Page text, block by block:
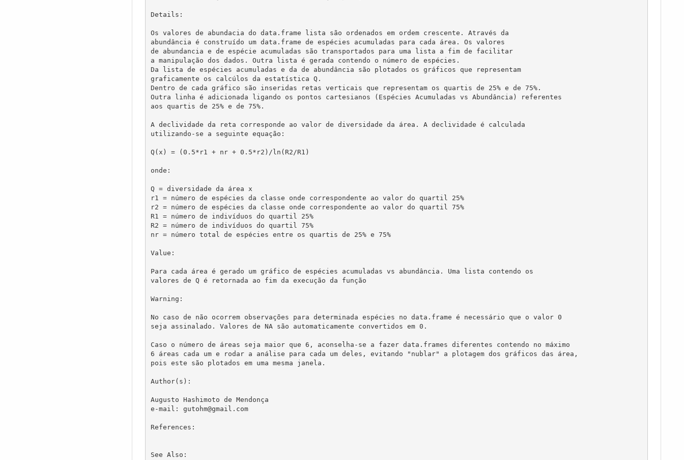
Details:
Os valores de abundacia do data.frame lista são ordenados em ordem crescente. Através da
abundância é construído um data.frame de espécies acumuladas para cada área. Os valores
de abundancia e de espécie acumuladas são transportados para uma lista a fim de facilitar
a manipulação dos dados. Outra lista é gerada contendo o número de espécies.
Da lista de espécies acumuladas e da de abundância são plotados os gráficos que representam
graficamente os calcúlos da estatística Q.
Dentro de cada gráfico são inseridas retas verticais que representam os quartis de 25% e de 75%.
Outra linha é adicionada ligando os pontos cartesianos (Espécies Acumuladas vs Abundância) referentes
aos quartis de 25% e de 75%.
A declividade da reta corresponde ao valor de diversidade da área. A declividade é calculada
utilizando-se a seguinte equação:
Q(x) = (0.5*r1 + nr + 0.5*r2)/ln(R2/R1)
onde:
Q = diversidade da área x
r1 = número de espécies da classe onde correspondente ao valor do quartil 25%
r2 = número de espécies da classe onde correspondente ao valor do quartil 75%
R1 = número de indivíduos do quartil 25%
R2 = número de indivíduos do quartil 75%
nr = número total de espécies entre os quartis de 25% e 75%
Value:
Para cada área é gerado um gráfico de espécies acumuladas vs abundância. Uma lista contendo os
valores de Q é retornada ao fim da execução da função
Warning:
No caso de não ocorrem observações para determinada espécies no data.frame é necessário que o valor 0
seja assinalado. Valores de NA são automaticamente convertidos em 0.
Caso o número de áreas seja maior que 6, aconselha-se a fazer data.frames diferentes contendo no máximo
6 áreas cada um e rodar a análise para cada um deles, evitando "nublar" a plotagem dos gráficos das área,
pois este são plotados em uma mesma janela.
Author(s):
Augusto Hashimoto de Mendonça
e-mail: gutohm@gmail.com
References:
See Also: